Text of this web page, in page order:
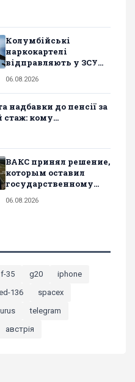
Колумбійські
наркокартелі
відправляють у ЗСУ...
06.08.2026
надбавки до пенсії за
стаж: кому...
ВАКС принял решение,
которым оставил
государственному...
06.08.2026
f-35 g20
iphone
136
spacex
telegram
австрія